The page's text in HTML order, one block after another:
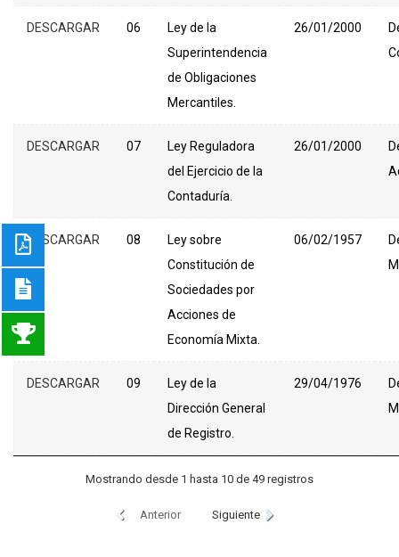
DESCARGAR 06
Ley de la
Superintendencia
de Obligaciones
Mercantiles.
26/01/2000
DESCARGAR 07
Ley Reguladora
del Ejercicio de la
Contaduría.
26/01/2000
DESCARGAR 08
Ley sobre
Constitución de
Sociedades por
Acciones de
Economía Mixta.
06/02/1957
DESCARGAR 09
Ley de la
Dirección General
de Registro.
29/04/1976
Mostrando desde 1 hasta 10 de 49 registros
Anterior Siguiente